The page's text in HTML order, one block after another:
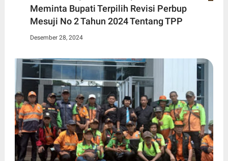
Meminta Bupati Terpilih Revisi Perbup
Mesuji No 2 Tahun 2024 Tentang TPP
Desember 28, 2024